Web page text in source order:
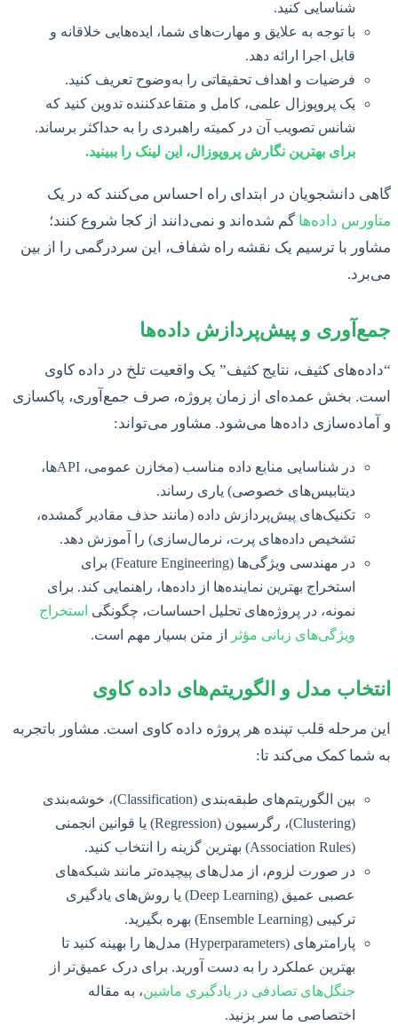
شناسایی کنید.
با توجه به علایق و مهارت‌های شما، ایده‌هایی خلاقانه و
قابل اجرا ارائه دهد.
فرضیات و اهداف تحقیقاتی را به‌وضوح تعریف کنید.
یک پروپوزال علمی، کامل و متقاعدکننده تدوین کنید که
شانس تصویب آن در کمیته راهبردی را به حداکثر برساند.
برای بهترین نگارش پروپوزال، این لینک را ببینید.
گاهی دانشجویان در ابتدای راه احساس می‌کنند که در یک
متاورس داده‌ها گم شده‌اند و نمی‌دانند از کجا شروع کنند؛
مشاور با ترسیم یک نقشه راه شفاف، این سردرگمی را از بین
می‌برد.
جمع‌آوری و پیش‌پردازش داده‌ها
“داده‌های کثیف، نتایج کثیف” یک واقعیت تلخ در داده کاوی
است. بخش عمده‌ای از زمان پروژه، صرف جمع‌آوری، پاکسازی
و آماده‌سازی داده‌ها می‌شود. مشاور می‌تواند:
در شناسایی منابع داده مناسب (مخازن عمومی، APIها،
دیتابیس‌های خصوصی) یاری رساند.
تکنیک‌های پیش‌پردازش داده (مانند حذف مقادیر گمشده،
تشخیص داده‌های پرت، نرمال‌سازی) را آموزش دهد.
در مهندسی ویژگی‌ها (Feature Engineering) برای
استخراج بهترین نماینده‌ها از داده‌ها، راهنمایی کند. برای
نمونه، در پروژه‌های تحلیل احساسات، چگونگی استخراج
ویژگی‌های زبانی مؤثر
از متن بسیار مهم است.
انتخاب مدل و الگوریتم‌های داده کاوی
این مرحله قلب تپنده هر پروژه داده کاوی است. مشاور باتجربه
به شما کمک می‌کند تا:
بین الگوریتم‌های طبقه‌بندی (Classification)، خوشه‌بندی
(Clustering)، رگرسیون (Regression) یا قوانین انجمنی
(Association Rules) بهترین گزینه را انتخاب کنید.
در صورت لزوم، از مدل‌های پیچیده‌تر مانند شبکه‌های
عصبی عمیق (Deep Learning) یا روش‌های یادگیری
ترکیبی (Ensemble Learning) بهره بگیرید.
پارامترهای (Hyperparameters) مدل‌ها را بهینه کنید تا
بهترین عملکرد را به دست آورید. برای درک عمیق‌تر از
جنگل‌های تصادفی در یادگیری ماشین، به مقاله
اختصاصی ما سر بزنید.